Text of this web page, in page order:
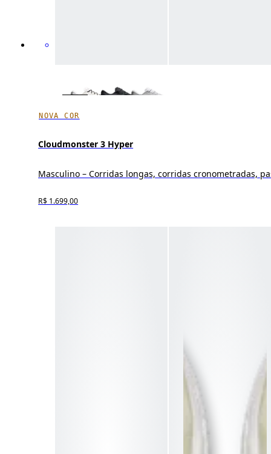
NOVA COR
Cloudmonster 3 Hyper
Masculino – Corridas longas, corridas cronometradas,
R$ 1.699,00